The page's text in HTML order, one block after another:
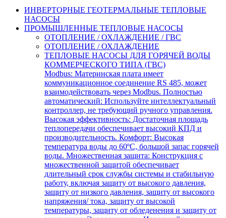
ИНВЕРТОРНЫЕ ГЕОТЕРМАЛЬНЫЕ ТЕПЛОВЫЕ
НАСОСЫ
ПРОМЫШЛЕННЫЕ ТЕПЛОВЫЕ НАСОСЫ
ОТОПЛЕНИЕ / ОХЛАЖДЕНИЕ / ГВС
ОТОПЛЕНИЕ / ОХЛАЖДЕНИЕ
ТЕПЛОВЫЕ НАСОСЫ ДЛЯ ГОРЯЧЕЙ ВОДЫ
КОММЕРЧЕСКОГО ТИПА (ГВС)
Modbus: Материнская плата имеет
коммуникационное соединение RS 485, может
взаимодействовать через Modbus. Полностью
автоматический: Используйте интеллектуальный
контроллер, не требующий ручного управления.
Высокая эффективность: Достаточная площадь
теплопередачи обеспечивает высокий КПД и
производительность. Комфорт: Высокая
температура воды до 60ºC, большой запас горячей
воды. Множественная защита: Конструкция с
множественной защитой обеспечивает
длительный срок службы системы и стабильную
работу, включая защиту от высокого давления,
защиту от низкого давления, защиту от высокого
напряжения/ тока, защиту от высокой
температуры, защиту от обледенения и защиту от